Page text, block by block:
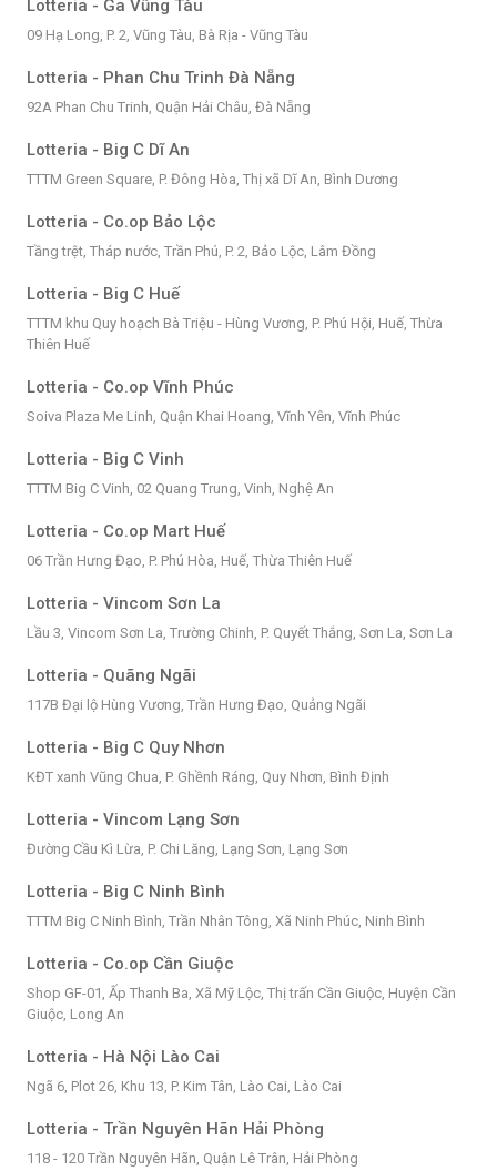
Lotteria - Ga Vũng Tàu
09 Hạ Long, P. 2, Vũng Tàu, Bà Rịa - Vũng Tàu
Lotteria - Phan Chu Trinh Đà Nẵng
92A Phan Chu Trinh, Quận Hải Châu, Đà Nẵng
Lotteria - Big C Dĩ An
TTTM Green Square, P. Đông Hòa, Thị xã Dĩ An, Bình Dương
Lotteria - Co.op Bảo Lộc
Tầng trệt, Tháp nước, Trần Phú, P. 2, Bảo Lộc, Lâm Đồng
Lotteria - Big C Huế
TTTM khu Quy hoạch Bà Triệu - Hùng Vương, P. Phú Hội, Huế, Thừa
Thiên Huế
Lotteria - Co.op Vĩnh Phúc
Soiva Plaza Me Linh, Quận Khai Hoang, Vĩnh Yên, Vĩnh Phúc
Lotteria - Big C Vinh
TTTM Big C Vinh, 02 Quang Trung, Vinh, Nghệ An
Lotteria - Co.op Mart Huế
06 Trần Hưng Đạo, P. Phú Hòa, Huế, Thừa Thiên Huế
Lotteria - Vincom Sơn La
Lầu 3, Vincom Sơn La, Trường Chinh, P. Quyết Thắng, Sơn La, Sơn La
Lotteria - Quãng Ngãi
117B Đại lộ Hùng Vương, Trần Hưng Đạo, Quảng Ngãi
Lotteria - Big C Quy Nhơn
KĐT xanh Vũng Chua, P. Ghềnh Ráng, Quy Nhơn, Bình Định
Lotteria - Vincom Lạng Sơn
Đường Cầu Kì Lừa, P. Chi Lăng, Lạng Sơn, Lạng Sơn
Lotteria - Big C Ninh Bình
TTTM Big C Ninh Bình, Trần Nhân Tông, Xã Ninh Phúc, Ninh Bình
Lotteria - Co.op Cần Giuộc
Shop GF-01, Ấp Thanh Ba, Xã Mỹ Lộc, Thị trấn Cần Giuộc, Huyện Cần
Giuộc, Long An
Lotteria - Hà Nội Lào Cai
Ngã 6, Plot 26, Khu 13, P. Kim Tân, Lào Cai, Lào Cai
Lotteria - Trần Nguyên Hãn Hải Phòng
118 - 120 Trần Nguyên Hãn, Quận Lê Trân, Hải Phòng